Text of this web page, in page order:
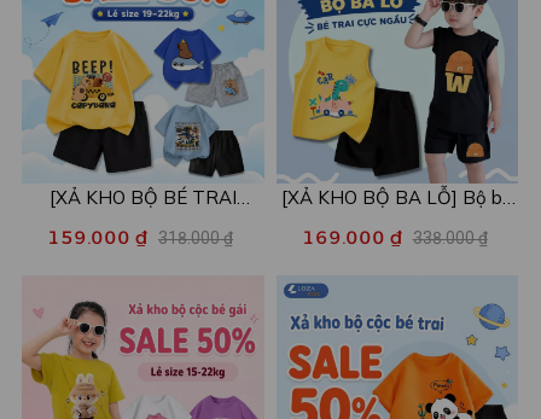
[XẢ KHO BỘ BÉ TRAI
nhiều mẫu - Quần áo bé trai
XB003
159.000 ₫ 318.000 ₫
[XẢ KHO BỘ BA LỖ] Bộ ba
size từ 15-40kg - Quần áo
bé trai - Loza Kids XABL01
169.000 ₫ 338.000 ₫